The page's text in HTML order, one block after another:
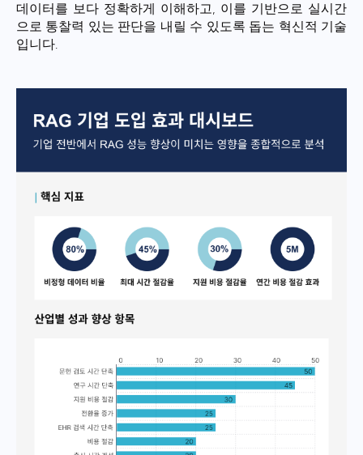
데이터를 보다 정확하게 이해하고, 이를 기반으로 실시간
으로 통찰력 있는 판단을 내릴 수 있도록 돕는 혁신적 기술
입니다.